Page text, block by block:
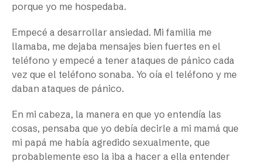
porque yo me hospedaba.
Empecé a desarrollar ansiedad. Mi familia me
llamaba, me dejaba mensajes bien fuertes en el
teléfono y empecé a tener ataques de pánico cada
vez que el teléfono sonaba. Yo oía el teléfono y me
daban ataques de pánico.
En mi cabeza, la manera en que yo entendía las
cosas, pensaba que yo debía decirle a mi mamá que
mi papá me había agredido sexualmente, que
probablemente eso la iba a hacer a ella entender